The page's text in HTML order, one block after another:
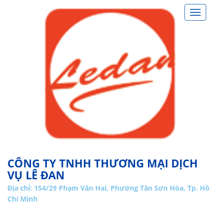
Toggle
CÔNG TY TNHH THƯƠNG MẠI DỊCH
VỤ LÊ ĐAN
Địa chỉ: 154/29 Phạm Văn Hai, Phường Tân Sơn Hòa, Tp. Hồ
Chí Minh